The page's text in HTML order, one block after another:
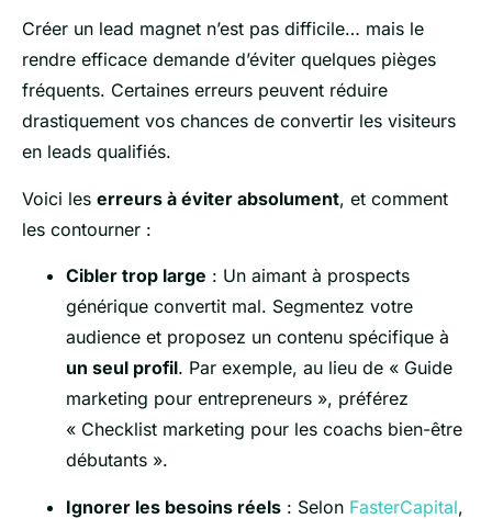
Créer un lead magnet n’est pas difficile… mais le
rendre efficace demande d’éviter quelques pièges
fréquents. Certaines erreurs peuvent réduire
drastiquement vos chances de convertir les visiteurs
en leads qualifiés.
Voici les erreurs à éviter absolument, et comment
les contourner :
Cibler trop large : Un aimant à prospects
générique convertit mal. Segmentez votre
audience et proposez un contenu spécifique à
un seul profil. Par exemple, au lieu de « Guide
marketing pour entrepreneurs », préférez
« Checklist marketing pour les coachs bien-être
débutants ».
Ignorer les besoins réels : Selon FasterCapital,